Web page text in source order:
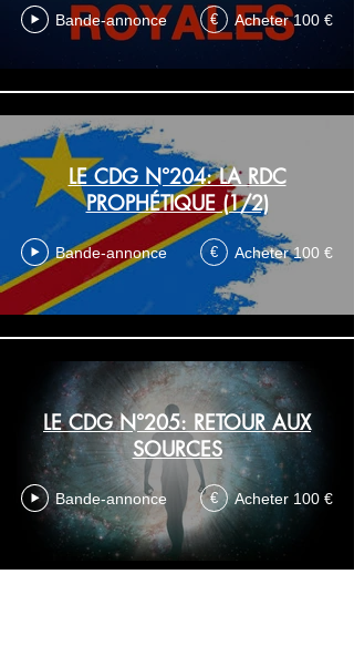
Bande-annonce € Acheter 100 €
LE CDG N°204: LA RDC
PROPHÉTIQUE (1/2)
Bande-annonce € Acheter 100 €
LE CDG N°205: RETOUR AUX
SOURCES
Bande-annonce € Acheter 100 €